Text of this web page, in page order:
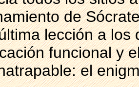
de
lección a
funcional y
el